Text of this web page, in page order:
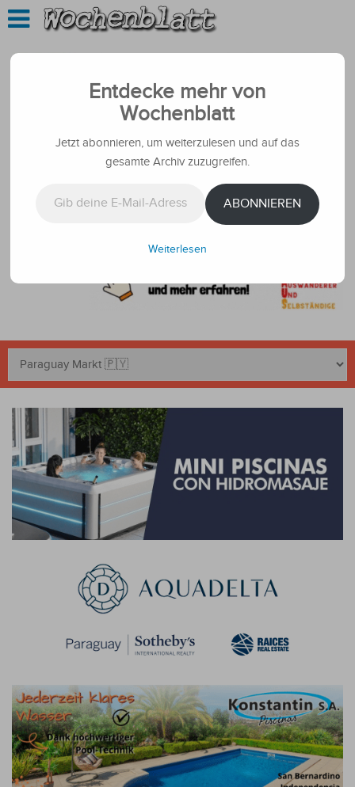
Entdecke mehr von
Wochenblatt
Jetzt abonnieren, um weiterzulesen und auf das
gesamte Archiv zuzugreifen.
ABONNIEREN
Weiterlesen